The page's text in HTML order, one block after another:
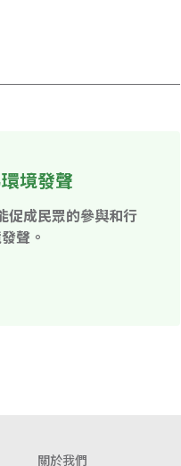
境發聲
促成民眾的參與和行
聲。
關於我們